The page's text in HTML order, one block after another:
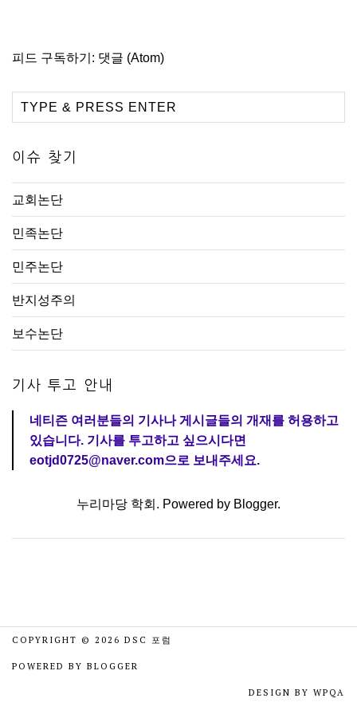
피드 구독하기: 댓글 (Atom)
이슈 찾기
교회논단
민족논단
민주논단
반지성주의
보수논단
기사 투고 안내
네티즌 여러분들의 기사나 게시글들의 개재를 허용하고
있습니다. 기사를 투고하고 싶으시다면
eotjd0725@naver.com으로 보내주세요.
누리마당 학회. Powered by Blogger.
COPYRIGHT © 2026 DSC 포럼
POWERED BY BLOGGER
DESIGN BY WPQA